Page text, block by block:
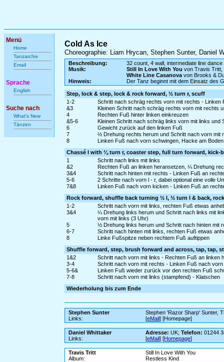
Menü
Home
Tanzarchiv
Email
Sprache
English
Suche nach
What's New
Tänzen
Cold As Ice
Choreographie: Liam Hrycan, Stephen Sunter, Daniel
Beschreibung:
32 count, 4 wall, intermediate line dance
Musik:
Still In Love With You von Travis Tritt,
White Line Casanovavon Brooks &
Hinweis:
Der Tanz beginnt mit dem Einsatz des
Step, lock & step, lock & rock forward, ½ turn r, scuff
1-2
Schritt nach schräg rechts vorn mit rechts - Linken
&3
Kleinen Schritt nach schräg rechts vorn mit rechts
4
Rechten Fuß hinter linken einkreuzen
&5-6
Kleinen Schritt nach schräg links vorn mit links
6
Gewicht zurück auf den linken Fuß
7
½ Drehung rechts herum und Schritt nach vorn mit
8
Linken Fuß nach vorn schwingen, Hacke am
Chassé l with ¼ turn r, coaster step, full turn forward, kick-
1
Schritt nach links mit links
&2
Rechten Fuß an linken heransetzen, ¼ Drehung
3&4
Schritt nach hinten mit rechts - Linken Fuß an
5-6
2 Schritte nach vorn l - r, dabei optional eine volle
7&8
Linken Fuß nach vorn kicken - Linken Fuß an
Rock forward, shuffle back turning ½ l, ½ turn l & back,
1-2
Schritt nach vorn mit links, rechten Fuß etwas
3&4
¼ Drehung links herum und Schritt nach links mit
vorn mit links (3 Uhr)
5
½ Drehung links herum und Schritt nach hinten mit
6-7
Schritt nach hinten mit links, rechten Fuß etwas
8
Linke Fußspitze neben rechtem Fuß auftippen
Shuffle forward, step, brush forward and across, tap, tap,
1&2
Schritt nach vorn mit links - Rechten Fuß an linken
3-4
Schritt nach vorn mit rechts - Linken Fuß nach
5-6&
Linken Fuß wieder zurück vor den rechten Fuß
7-8
Schritt nach vorn mit links (stampfend) - Klatschen
Wiederholung bis zum Ende
Stephen Sunter
Stephen 'Razor Sharp' Sunter,
Links:
[eMail] [Homepage]
Daniel Whittaker Adresse: UK;Telefon: 01244
Links:
[eMail] [Homepage]
Travis Tritt
Still In Love With You
Album:
Restless Kind